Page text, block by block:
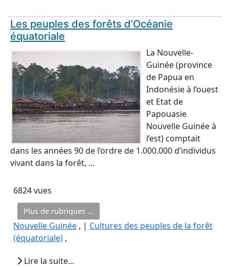
Les peuples des forêts d’Océanie
équatoriale
La Nouvelle-
Guinée (province
de Papua en
Indonésie à l’ouest
et Etat de
Papouasie
Nouvelle Guinée à
l’est) comptait
dans les années 90 de l’ordre de 1.000.000 d’individus
vivant dans la forêt, ...
6824 vues
Plus de rubriques ...
Nouvelle Guinée , | Cultures des peuples de la forêt
(équatoriale) ,
Lire la suite...